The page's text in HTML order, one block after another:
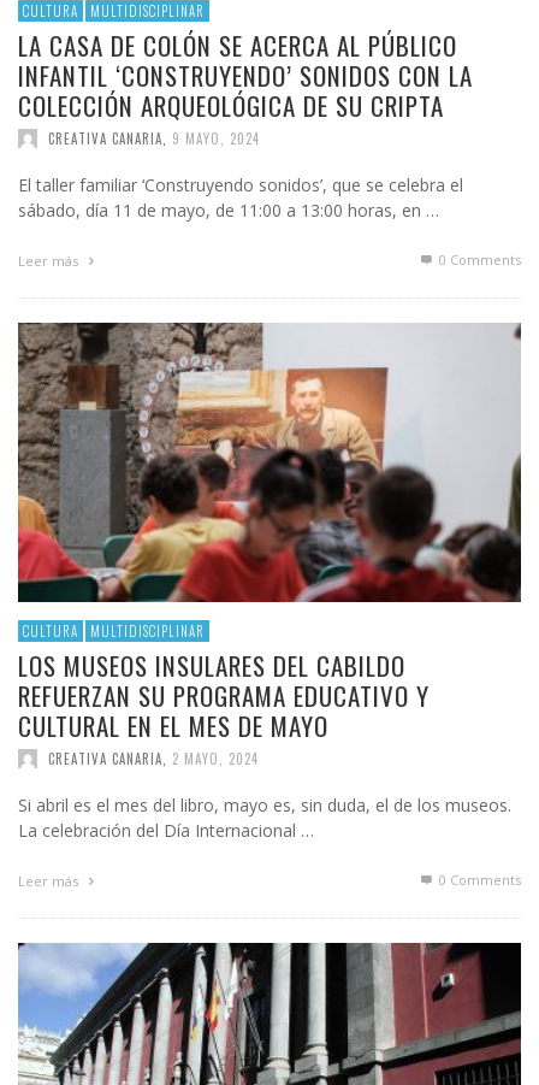
CULTURA MULTIDISCIPLINAR
LA CASA DE COLÓN SE ACERCA AL PÚBLICO
INFANTIL ‘CONSTRUYENDO’ SONIDOS CON LA
COLECCIÓN ARQUEOLÓGICA DE SU CRIPTA
CREATIVA CANARIA 9 MAYO, 2024
El taller familiar ‘Construyendo sonidos’, que se celebra el
sábado, día 11 de mayo, de 11:00 a 13:00 horas, en …
Leer más 0 Comments
CULTURA MULTIDISCIPLINAR
LOS MUSEOS INSULARES DEL CABILDO
REFUERZAN SU PROGRAMA EDUCATIVO Y
CULTURAL EN EL MES DE MAYO
CREATIVA CANARIA 2 MAYO, 2024
Si abril es el mes del libro, mayo es, sin duda, el de los museos.
La celebración del Día Internacional …
Leer más 0 Comments